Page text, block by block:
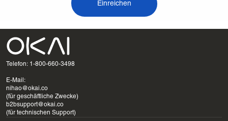
Einreichen
Telefon: 1-800-660-3498
E-Mail:
nihao@okai.co
(für geschäftliche Zwecke)
b2bsupport@okai.co
(für technischen Support)